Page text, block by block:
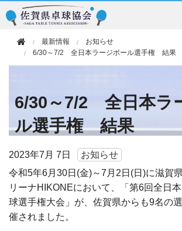
最新情報
お知らせ
6/30～7/2 全日本ラージボール選手権 結果
6/30～7/2 全日本ラ
ル選手権 結果
2023年7月 7日
お知らせ
令和5年6月30日(金)～7月2日(日)に滋賀
リーナHIKONEにおいて、「第6回全日
球選手権大会」が、佐賀県からも9名の
催されました。